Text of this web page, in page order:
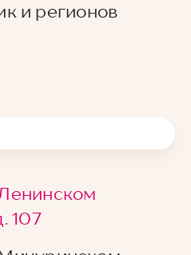
и регионов
107